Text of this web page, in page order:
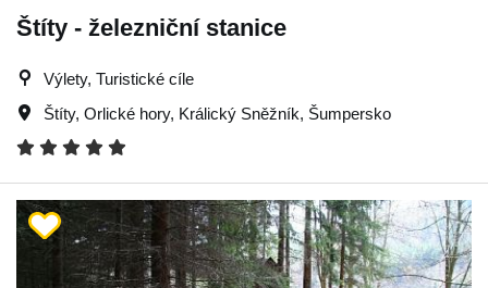
Štíty - železniční stanice
Výlety, Turistické cíle
Štíty, Orlické hory, Králický Sněžník, Šumpersko